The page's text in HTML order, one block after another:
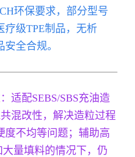
环保要求，部分型号
疗级TPE制品，无析
全合规。
：适配SEBS/SBS充油造
混改性，解决造粒过程
度不均等问题；辅助高
量填料的情况下，仍